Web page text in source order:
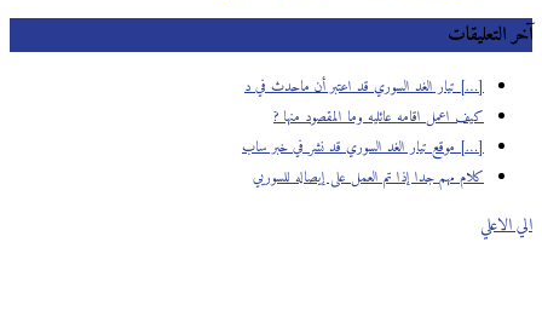
آخر التعليقات
[…] تيار الغد السوري قد اعتبر أن ماحدث في د
كيف اعمل اقامه عائليه وما المقصود منها ?
[…] موقع تيار الغد السوري قد نشر في خبر ساب
كلام مهم جدا إذا تم العمل على إيصاله للسوريي
الي الاعلي